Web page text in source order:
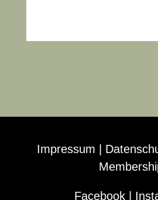
Impressum
Facebook|